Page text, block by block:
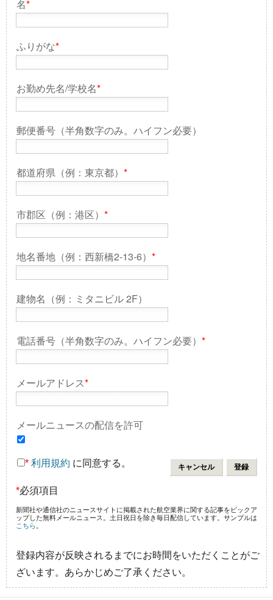
名*
ふりがな*
お勤め先名/学校名*
郵便番号（半角数字のみ。ハイフン必要）
都道府県（例：東京都） *
市郡区（例：港区） *
地名番地（例：西新橋2-13-6） *
建物名（例：ミタニビル 2F）
電話番号（半角数字のみ。ハイフン必要） *
メールアドレス*
メールニュースの配信を許可
* 利用規約 に同意する。
*必須項目
新聞社や通信社のニュースサイトに掲載された航空業界に関する記事をピックア
ップした無料メールニュース。土日祝日を除き毎日配信しています。サンプルは
こちら
登録内容が反映されるまでにお時間をいただくことがご
ざいます。あらかじめご了承ください。